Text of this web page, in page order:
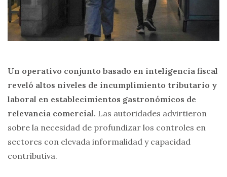
Un operativo conjunto basado en inteligencia fiscal
reveló altos niveles de incumplimiento tributario y
laboral en establecimientos gastronómicos de
relevancia comercial. Las autoridades advirtieron
sobre la necesidad de profundizar los controles en
sectores con elevada informalidad y capacidad
contributiva.